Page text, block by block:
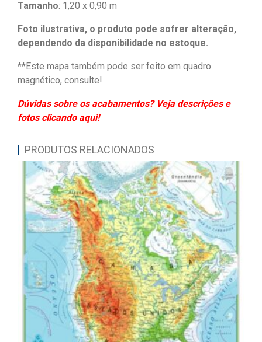
Tamanho: 1,20 x 0,90 m
Foto ilustrativa, o produto pode sofrer alteração,
dependendo da disponibilidade no estoque.
**Este mapa também pode ser feito em quadro
magnético, consulte!
Dúvidas sobre os acabamentos? Veja descrições e
fotos clicando aqui!
PRODUTOS RELACIONADOS